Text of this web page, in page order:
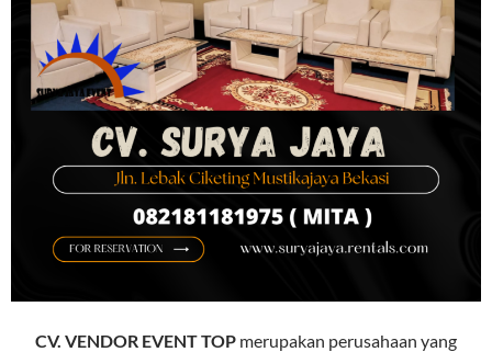
CV. VENDOR EVENT TOP merupakan perusahaan yang